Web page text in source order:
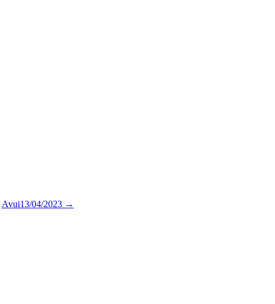
Avui13/04/2023→